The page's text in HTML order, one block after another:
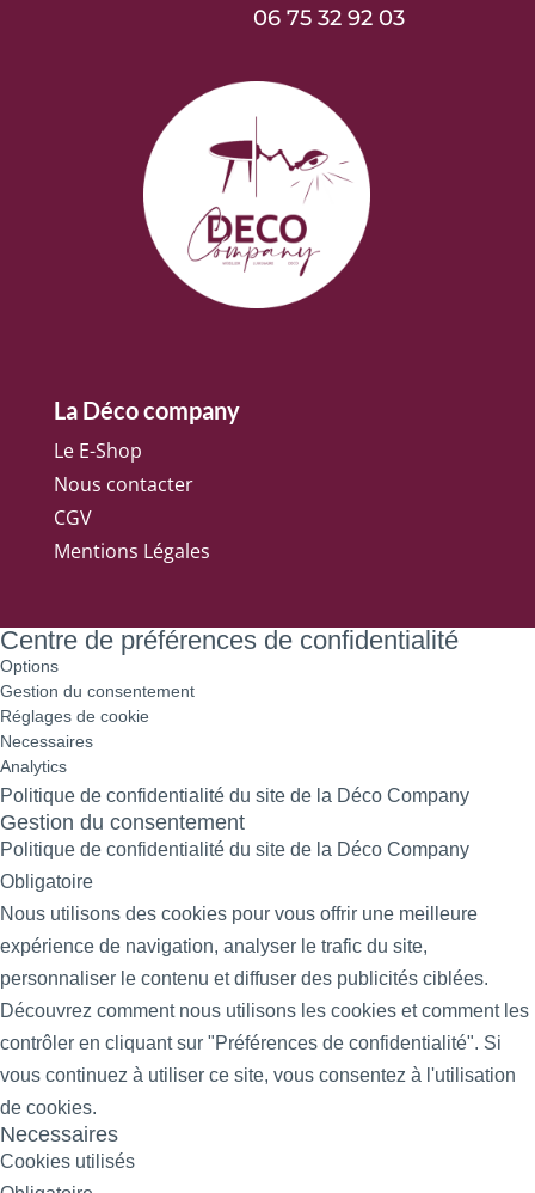
06 75 32 92 03
La Déco company
Le E-Shop
Nous contacter
CGV
Mentions Légales
Centre de préférences de confidentialité
Options
Gestion du consentement
Réglages de cookie
Necessaires
Analytics
Politique de confidentialité du site de la Déco Company
Gestion du consentement
Politique de confidentialité du site de la Déco Company
Obligatoire
Nous utilisons des cookies pour vous offrir une meilleure
expérience de navigation, analyser le trafic du site,
personnaliser le contenu et diffuser des publicités ciblées.
Découvrez comment nous utilisons les cookies et comment les
contrôler en cliquant sur "Préférences de confidentialité". Si
vous continuez à utiliser ce site, vous consentez à l'utilisation
de cookies.
Necessaires
Cookies utilisés